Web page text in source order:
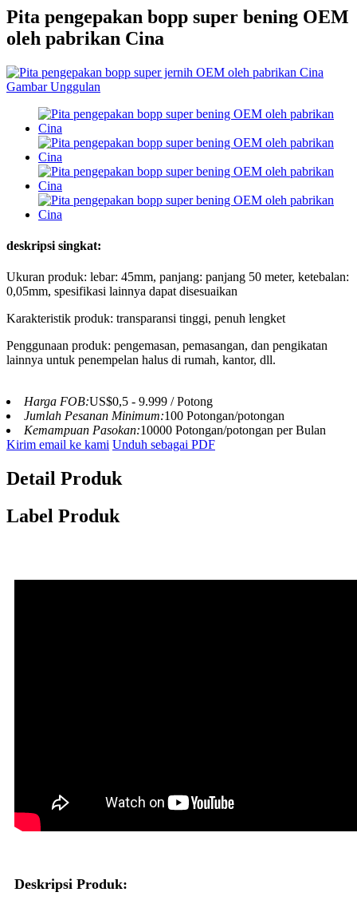
Pita pengepakan bopp super bening OEM
oleh pabrikan Cina
deskripsi singkat:
Ukuran produk: lebar: 45mm, panjang: panjang 50 meter, ketebalan:
0,05mm, spesifikasi lainnya dapat disesuaikan
Karakteristik produk: transparansi tinggi, penuh lengket
Penggunaan produk: pengemasan, pemasangan, dan pengikatan
lainnya untuk penempelan halus di rumah, kantor, dll.
Harga FOB:US$0,5 - 9.999 / Potong
Jumlah Pesanan Minimum:100 Potongan/potongan
Kemampuan Pasokan:10000 Potongan/potongan per Bulan
Kirim email ke kami Unduh sebagai PDF
Detail Produk
Label Produk
Deskripsi Produk: